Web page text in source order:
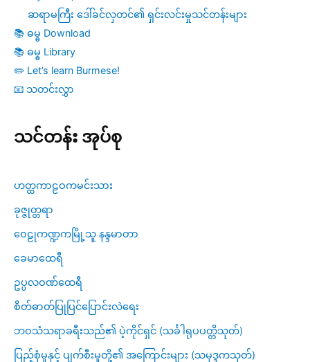
ဆရာမကြီး ဒေါ်ခင်လှတင်၏ ရှင်းလင်းမှုသင်တန်းများ
📚 ဓမ္ဓ Download
📚 ဓမ္ဓ Library
✏️ Let’s learn Burmese!
📧 သတင်းလွှာ
သင်တန်း အုပ်စု
ဟတ္ထကာဠဝကမင်းသား
ခုဇ္ဇုတ္တရာ
ဝေဠုကဏ္ဍကမြို့သူ နန္ဒမာတာ
ခေမာထေရီ
ဥပ္ပလဝဏ်ထေရီ
စိတ်ဓာတ်ပြုပြင်ပြောင်းလဲရေး
ဘဝသံသရာခရီးသည်၏ ပဲ့ကိုင်ရှင် (သင်္ခါရုပပတ္တိသုတ်)
ပြည့်စုံမှုနှင့် ပျက်စီးမှုတို့၏ အကြောင်းများ (သမုဒ္ဒကသုတ်)